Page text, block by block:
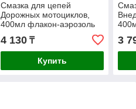
Смазка для цепей
Дорожных мотоциклов,
400мл флакон-аэрозоль
(МС 1800)
4 130₸
Купить
3